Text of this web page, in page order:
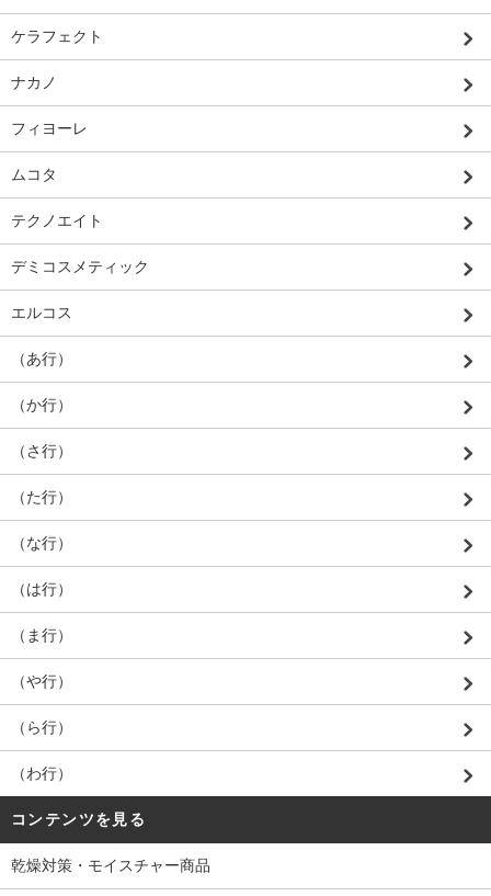
ケラフェクト
ナカノ
フィヨーレ
ムコタ
テクノエイト
デミコスメティック
エルコス
（あ行）
（か行）
（さ行）
（た行）
（な行）
（は行）
（ま行）
（や行）
（ら行）
（わ行）
コンテンツを見る
乾燥対策・モイスチャー商品